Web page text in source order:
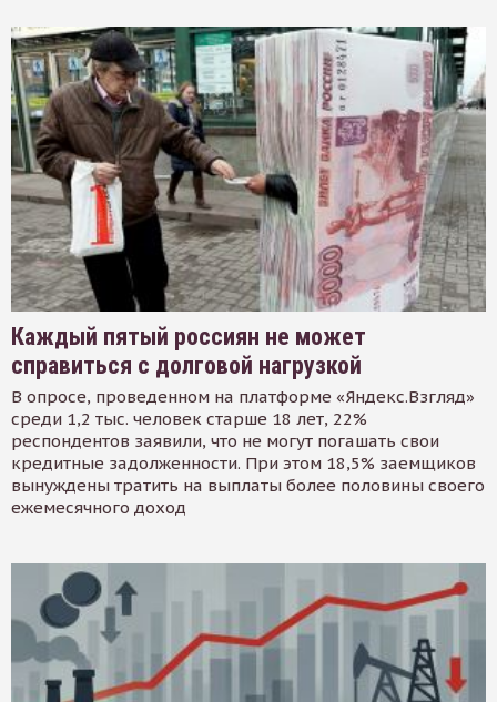
Каждый пятый россиян не может
справиться с долговой нагрузкой
В опросе, проведенном на платформе «Яндекс.Взгляд»
среди 1,2 тыс. человек старше 18 лет, 22%
респондентов заявили, что не могут погашать свои
кредитные задолженности. При этом 18,5% заемщиков
вынуждены тратить на выплаты более половины своего
ежемесячного доход